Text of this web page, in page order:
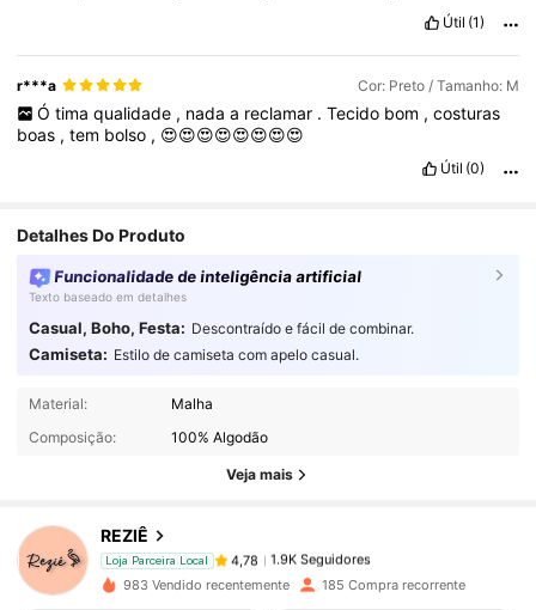
Útil (1)
r***a Cor: Preto / Tamanho: M
Ó tima qualidade , nada a reclamar . Tecido bom , costuras
boas ,tem bolso , 😍😍😍😍😍😍😍😍
Útil (0)
Detalhes Do Produto
Funcionalidade de inteligência artificial
Texto baseado em detalhes
Casual, Boho, Festa: Descontraído e fácil de combinar.
Camiseta: Estilo de camiseta com apelo casual.
Material:
Malha
Composição:
100% Algodão
Veja mais
REZIÊ
Loja Parceira Local
a***mpago1 dia atrás
983 Vendido recentemente 185 Compra recorrente